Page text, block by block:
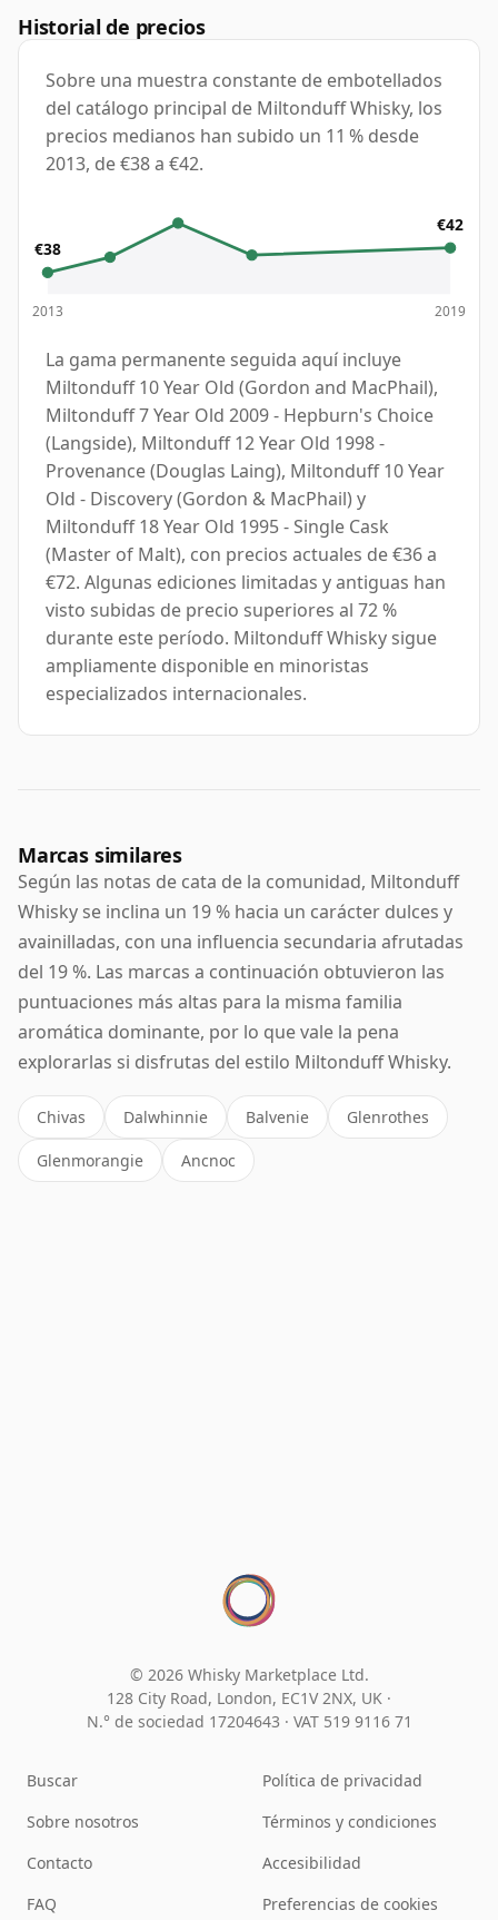
Historial de precios
Sobre una muestra constante de embotellados
del catálogo principal de Miltonduff Whisky, los
precios medianos han subido un 11 % desde
2013, de €38 a €42.
€38
2013
€42
2019
La gama permanente seguida aquí incluye
Miltonduff 10 Year Old (Gordon and MacPhail),
Miltonduff 7 Year Old 2009 - Hepburn's Choice
(Langside), Miltonduff 12 Year Old 1998 -
Provenance (Douglas Laing), Miltonduff 10 Year
Old - Discovery (Gordon & MacPhail) y
Miltonduff 18 Year Old 1995 - Single Cask
(Master of Malt), con precios actuales de €36 a
€72. Algunas ediciones limitadas y antiguas han
visto subidas de precio superiores al 72 %
durante este período. Miltonduff Whisky sigue
ampliamente disponible en minoristas
especializados internacionales.
Marcas similares
Según las notas de cata de la comunidad, Miltonduff
Whisky se inclina un 19 % hacia un carácter dulces y
avainilladas, con una influencia secundaria afrutadas
del 19 %. Las marcas a continuación obtuvieron las
puntuaciones más altas para la misma familia
aromática dominante, por lo que vale la pena
explorarlas si disfrutas del estilo Miltonduff Whisky.
Chivas Dalwhinnie Balvenie Glenrothes
Glenmorangie Ancnoc
© 2026 Whisky Marketplace Ltd.
128 City Road, London, EC1V 2NX, UK ·
N.° de sociedad 17204643 · VAT 519 9116 71
Buscar
Sobre nosotros
Contacto
FAQ
Política de privacidad
Términos y condiciones
Accesibilidad
Preferencias de cookies